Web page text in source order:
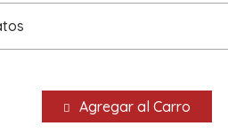
Agregar al Carro